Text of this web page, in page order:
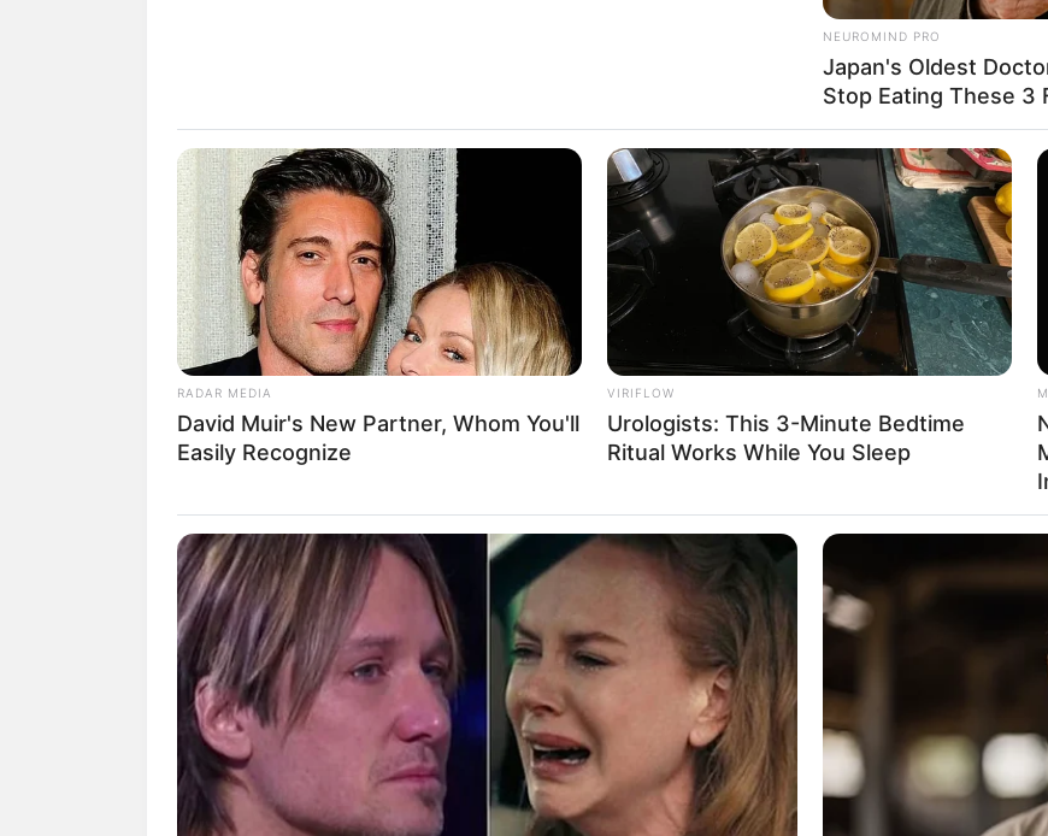
2. Untuk tipe orang Indonesia dengan mata cokelat dan rambut gelap, riasan
nuansa oranye pastel sangat cocok
NEUROMIND PRO
Japan's Oldest
Stop Eating These 3
RADAR MEDIA
David Muir's New Partner, Whom You'll
Easily Recognize
VIRIFLOW
Urologists: This 3-Minute Bedtime
Ritual Works While You Sleep